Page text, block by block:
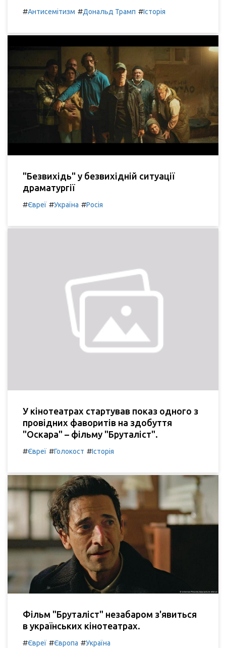
#Антисемітизм #Дональд Трамп #Історія
"Безвихідь" у безвихідній ситуації
драматургії
#Євреї #Україна #Росія
У кінотеатрах стартував показ одного з
провідних фаворитів на здобуття
"Оскара" – фільму "Бруталіст".
#Євреї #Голокост #Історія
Фільм "Бруталіст" незабаром з'явиться
в українських кінотеатрах.
#Євреї #Європа #Україна